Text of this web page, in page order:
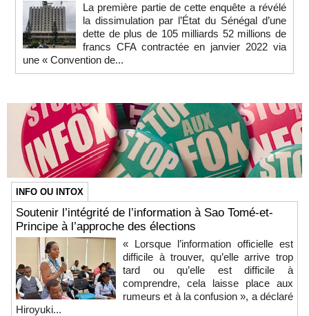
La première partie de cette enquête a révélé
la dissimulation par l’État du Sénégal d’une
dette de plus de 105 milliards 52 millions de
francs CFA contractée en janvier 2022 via
une « Convention de...
INFO OU INTOX
Soutenir l’intégrité de l’information à Sao Tomé-et-
Principe à l’approche des élections
« Lorsque l’information officielle est
difficile à trouver, qu’elle arrive trop
tard ou qu’elle est difficile à
comprendre, cela laisse place aux
rumeurs et à la confusion », a déclaré
Hiroyuki...